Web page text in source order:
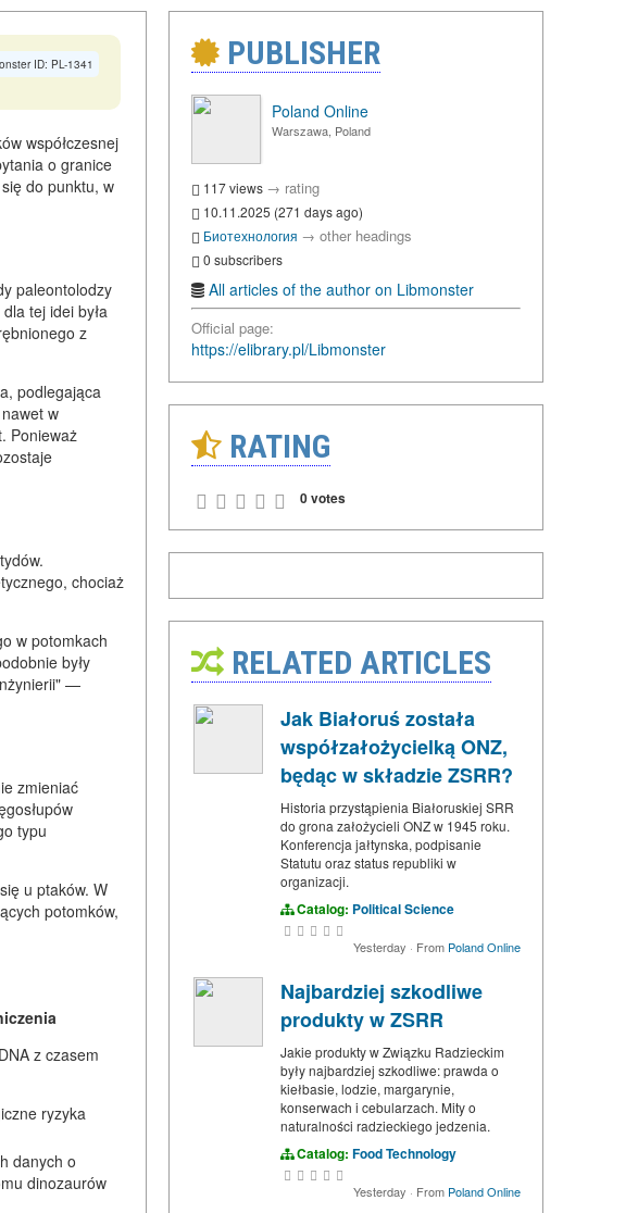
ID: PL-1341
współczesnej
o granice
do punktu, w
paleontolodzy
tej idei była
z
podlegająca
w
Ponieważ
chociaż
w potomkach
były
—
zmieniać
typu
u ptaków. W
potomków,
z czasem
ryzyka
danych o
dinozaurów
PUBLISHER
Poland Online
Warszawa, Poland
117 views → rating
10.11.2025 (271 days ago)
Биотехнология → other headings
0 subscribers
All articles of the author on Libmonster
Official page:
https://elibrary.pl/Libmonster
RATING
0 votes
RELATED ARTICLES
Jak Białoruś została
współzałożycielką ONZ,
będąc w składzie ZSRR?
Historia przystąpienia Białoruskiej SRR
do grona założycieli ONZ w 1945 roku.
Konferencja jałtynska, podpisanie
Statutu oraz status republiki w
organizacji.
Catalog: Political Science
Yesterday · From Poland Online
Najbardziej szkodliwe
produkty w ZSRR
Jakie produkty w Związku Radzieckim
były najbardziej szkodliwe: prawda o
kiełbasie, lodzie, margarynie,
konserwach i cebularzach. Mity o
naturalności radzieckiego jedzenia.
Catalog: Food Technology
Yesterday · From Poland Online